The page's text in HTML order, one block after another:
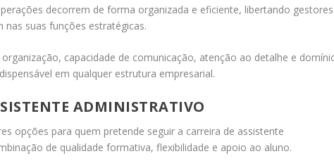
decorrem de forma organizada e eficiente, libertando gestores
suas funções estratégicas.
capacidade de comunicação, atenção ao detalhe e
em qualquer estrutura empresarial.
ADMINISTRATIVO
opções para quem pretende seguir a carreira de assistente
de qualidade formativa, flexibilidade e apoio ao aluno.